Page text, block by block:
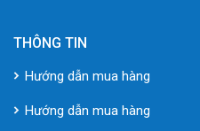
THÔNG TIN
Hướng dẫn mua hàng
Hướng dẫn mua hàng